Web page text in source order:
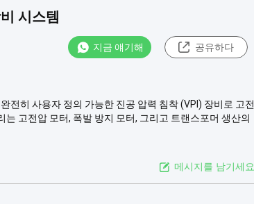
시스템
지금 얘기해 공유하다
전히 사용자 정의 가능한 진공 압력 침착 (VPI) 장비로 고전
고전압 모터, 폭발 방지 모터, 그리고 트랜스포머 생산의
메시지를 남기세요